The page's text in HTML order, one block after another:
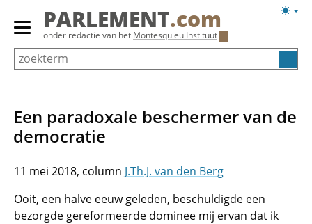
Overslaan
Primair
menu
tonen/verbergen
PARLEMENT.com
onder redactie van het Montesquieu Instituut
Een paradoxale beschermer van de
democratie
11 mei 2018
J.Th.J. van den Berg
Ooit, een halve eeuw geleden, beschuldigde een
bezorgde gereformeerde dominee mij ervan dat ik